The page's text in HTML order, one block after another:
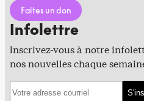
Faites un don
Infolettre
Inscrivez-vous à notre
nos nouvelles chaque